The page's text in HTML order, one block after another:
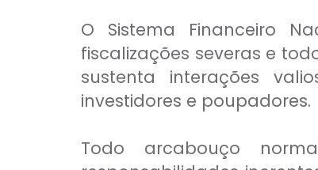
Crédito Bancário
Comercial Bancário
O Sistema Financeiro
fiscalizações severas e
sustenta interações
investidores e poupadores.
Todo arcabouço